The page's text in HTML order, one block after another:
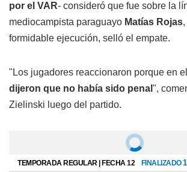
por el VAR- consideró que fue sobre la
mediocampista paraguayo Matías Rojas
formidable ejecución, selló el empate.
"Los jugadores reaccionaron porque en
dijeron que no había sido penal ",
Zielinski luego del partido.